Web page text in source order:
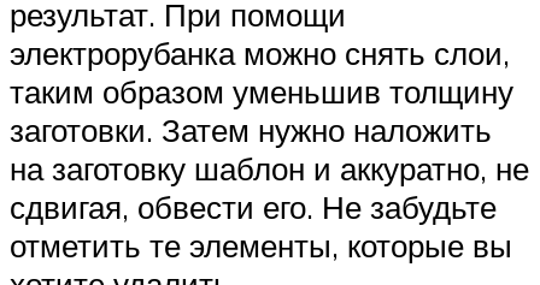
результат. При помощи
электрорубанка можно снять слои,
таким образом уменьшив толщину
заготовки. Затем нужно наложить
на заготовку шаблон и аккуратно, не
сдвигая, обвести его. Не забудьте
отметить те элементы, которые вы